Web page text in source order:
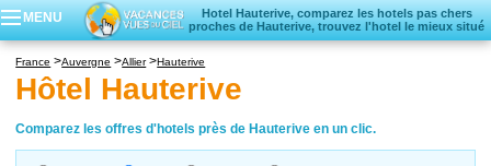
MENU
Hotel Hauterive, comparez les hotels pas chers
proches de Hauterive, trouvez l'hotel le mieux situé
Locations vacances
Villages vacances
France Auvergne Allier Hauterive
Hôtel Hauterive
Comparez les offres d'hotels près de Hauterive en un clic.